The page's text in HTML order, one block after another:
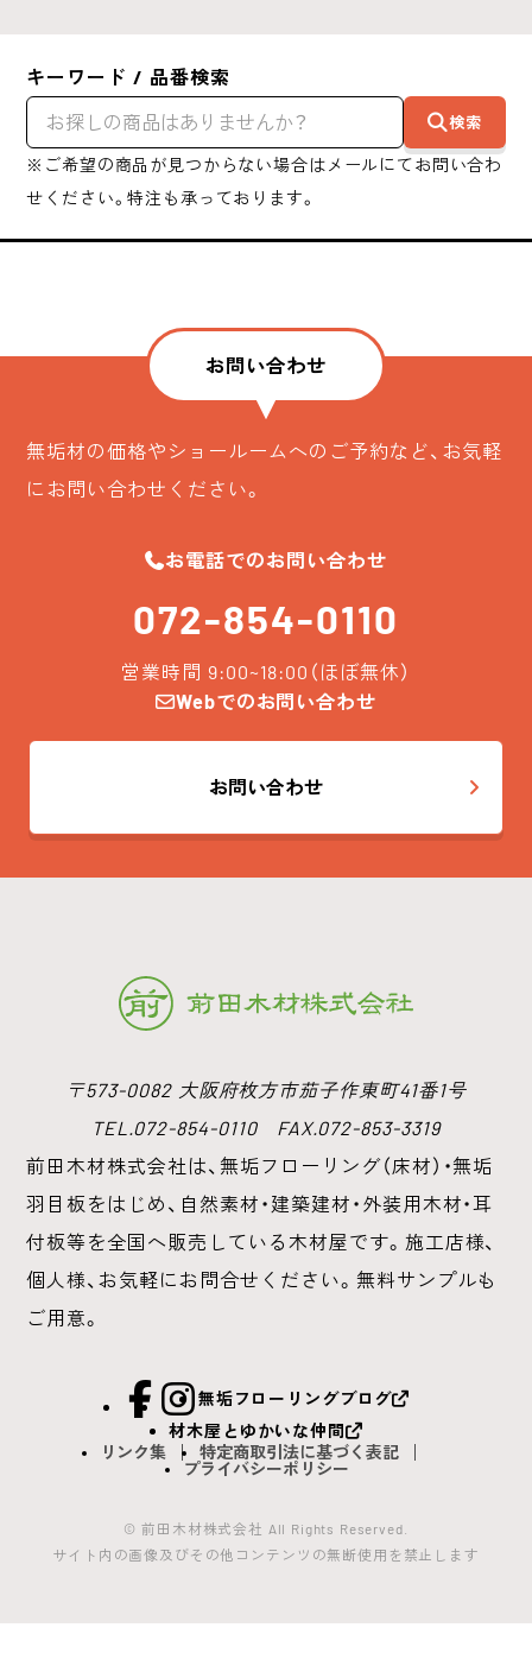
キーワード / 品番検索
検索
※ご希望の商品が見つからない場合はメールにてお問い合わ
せください。特注も承っております。
お問い合わせ
無垢材の価格やショールームへのご予約など、お気軽
にお問い合わせください。
お電話でのお問い合わせ
072-854-0110
営業時間 9:00~18:00（ほぼ無休）
Webでのお問い合わせ
お問い合わせ
〒573-0082 大阪府枚方市茄子作東町41番1号
TEL.072-854-0110 FAX.072-853-3319
前田木材株式会社は、無垢フローリング（床材）・無垢
羽目板をはじめ、 自然素材・建築建材・外装用木材・耳
付板等を全国へ販売している木材屋です。 施工店様、
個人様、お気軽にお問合せください。無料サンプルも
ご用意。
facebook
Instagram
無垢フローリングブログ
材木屋とゆかいな仲間
リンク集
特定商取引法に基づく表記
プライバシーポリシー
© 前田木材株式会社 All Rights Reserved.
サイト内の画像及びその他コンテンツの無断使用を禁止します